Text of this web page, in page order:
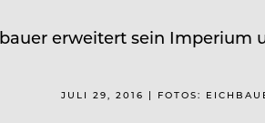
erweitert sein
JULI 29, 2016 | FOTOS: